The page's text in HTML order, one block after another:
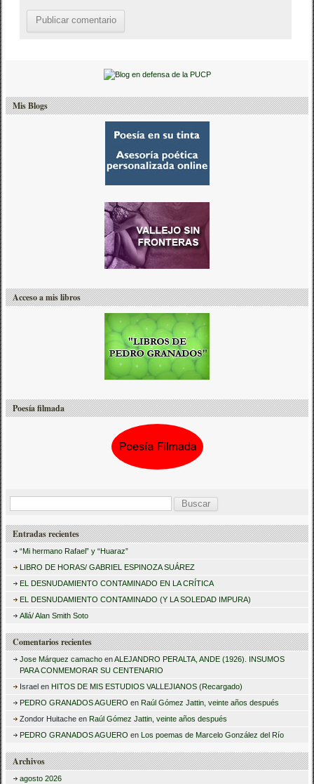
Mis Blogs
Acceso a mis libros
Poesía filmada
s
r
Entradas recientes
“Mi hermano Rafael” y “Huaraz”
LIBRO DE HORAS/ GABRIEL ESPINOZA SUÁREZ
EL DESNUDAMIENTO CONTAMINADO EN LA CRÍTICA
EL DESNUDAMIENTO CONTAMINADO (Y LA SOLEDAD IMPURA)
Allá/ Alan Smith Soto
Comentarios recientes
Jose Márquez camacho enALEJANDRO PERALTA, ANDE (1926). INSUMOS
PARA CONMEMORAR SU CENTENARIO
Israel en HITOS DE MIS ESTUDIOS VALLEJIANOS (Recargado)
PEDRO GRANADOS AGUERO en Raúl Gómez Jattin, veinte años después
Zondor Huitache en Raúl Gómez Jattin, veinte años después
PEDRO GRANADOS AGUERO en Los poemas de Marcelo González del Río
Archivos
agosto 2026